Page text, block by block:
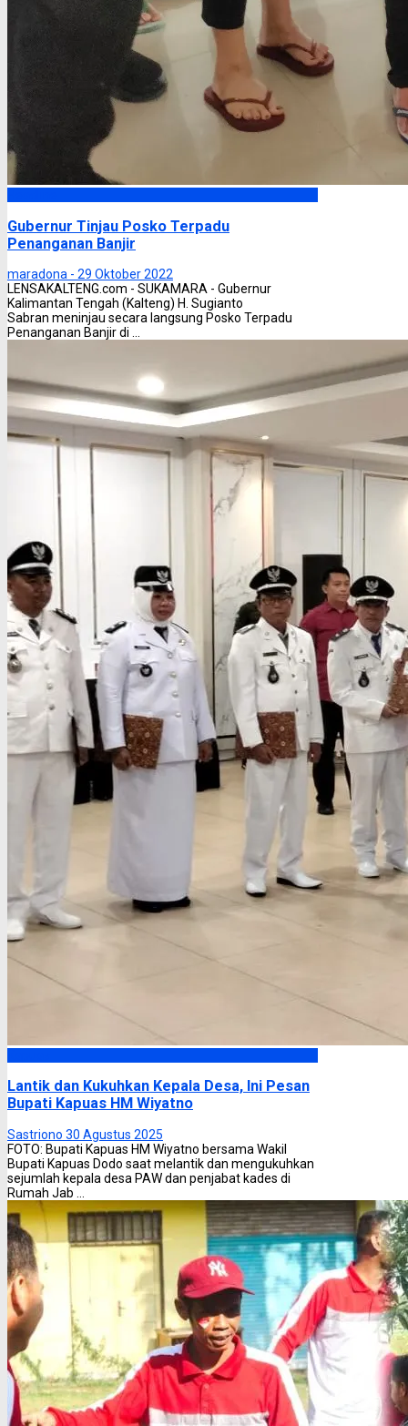
Gubernur Tinjau Posko Terpadu
Penanganan Banjir
maradona - 29 Oktober 2022
LENSAKALTENG.com - SUKAMARA - Gubernur
Kalimantan Tengah (Kalteng) H. Sugianto
Sabran meninjau secara langsung Posko Terpadu
Penanganan Banjir di ...
Lantik dan Kukuhkan Kepala Desa, Ini Pesan
Bupati Kapuas HM Wiyatno
Sastriono 30 Agustus 2025
FOTO: Bupati Kapuas HM Wiyatno bersama Wakil
Bupati Kapuas Dodo saat melantik dan mengukuhkan
sejumlah kepala desa PAW dan penjabat kades di
Rumah Jab ...